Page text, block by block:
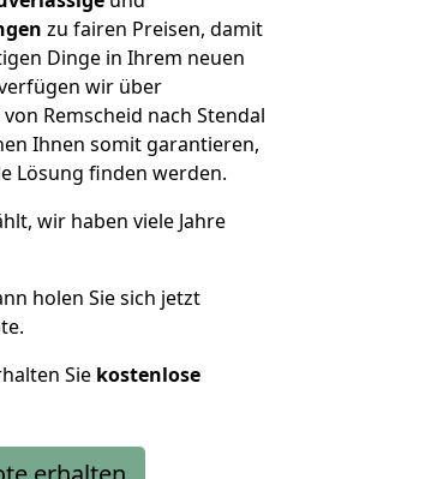
zu fairen Preisen, damit
Dinge in Ihrem neuen
wir über
Remscheid nach Stendal
Ihnen somit garantieren,
Lösung finden werden.
wir haben viele Jahre
holen Sie sich jetzt
Sie kostenlose